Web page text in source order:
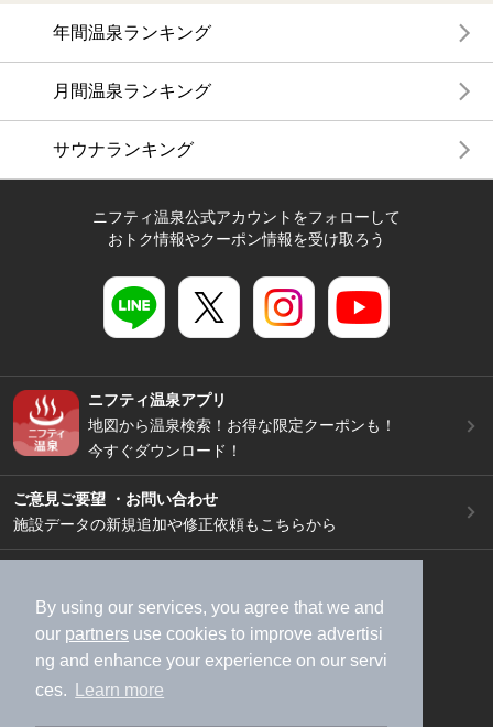
By using our services, you agree that we and
our partners use cookies to improve advertisi
ng and enhance your experience on our servi
ces.
Learn more
年間温泉ランキング
月間温泉ランキング
サウナランキング
ニフティ温泉公式アカウントをフォローして
おトク情報やクーポン情報を受け取ろう
ニフティ温泉アプリ
地図から温泉検索！お得な限定クーポンも！
今すぐダウンロード！
ご意見ご要望 ・お問い合わせ
施設データの新規追加や修正依頼もこちらから
加盟店募集（資料請求）
広告出稿のご案内
利用規約
ライフスタイルMEMBERS+規約
特定商取引法に基づく表記
ヘルプ
採用情報
運営会社